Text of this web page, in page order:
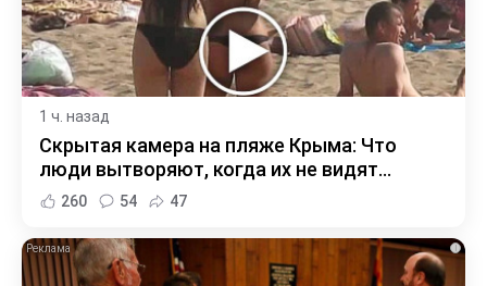
1 ч. назад
Скрытая камера на пляже Крыма: Что
люди вытворяют, когда их не видят...
260 54 47
i